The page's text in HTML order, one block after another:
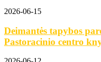
2026-06-15
Deimantės tapybos
Pastoracinio centro